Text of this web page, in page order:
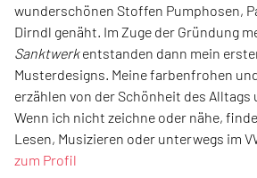
wunderschönen Stoffen Pumphosen,
Dirndl genäht. Im Zuge der Gründung
Sanktwerkentstanden dann mein
Musterdesigns. Meine farbenfrohen
erzählen von der Schönheit des Alltags
Wenn ich nicht zeichne oder nähe,
Lesen, Musizieren oder unterwegs im
zum Profil